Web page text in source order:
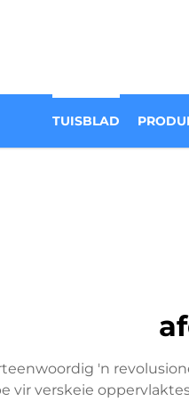
TUISBLAD
'n
vir verskeie